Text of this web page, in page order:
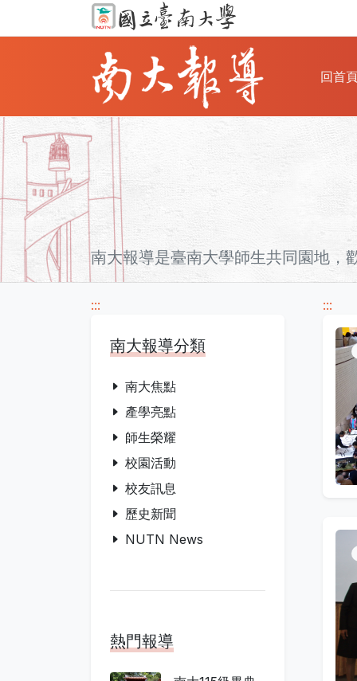
回首
南大報導是臺南大學師生共同園地，
:::
:::
南大報導分類
南大焦點
產學亮點
師生榮耀
校園活動
校友訊息
歷史新聞
NUTN News
熱門報導